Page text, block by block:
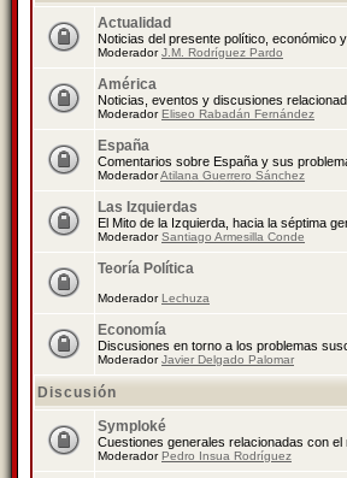
Actualidad
Noticias del presente político, económico y
ModeradorJ.M. Rodríguez Pardo
América
Noticias, eventos y discusiones
ModeradorEliseo Rabadán Fernández
España
Comentarios sobre España y sus
ModeradorAtilana Guerrero Sánchez
Las Izquierdas
El Mito de la Izquierda, hacia la séptima
ModeradorSantiago Armesilla Conde
Teoría Política
ModeradorLechuza
Economía
Discusiones en torno a los problemas
ModeradorJavier Delgado Palomar
Discusión
Symploké
Cuestiones generales relacionadas con el
ModeradorPedro Insua Rodríguez